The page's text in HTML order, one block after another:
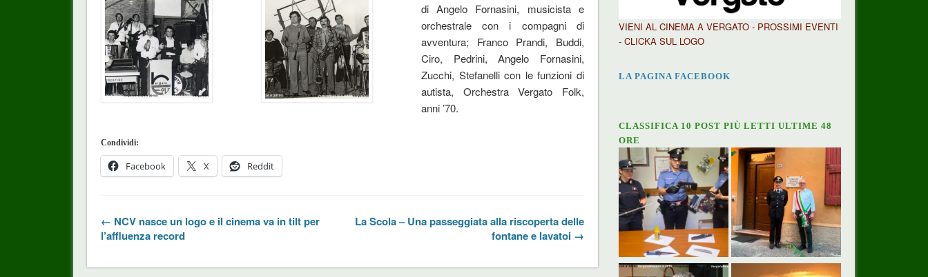
di Angelo Fornasini, musicista e
orchestrale con i compagni di
avventura; Franco Prandi, Buddi,
Ciro, Pedrini, Angelo Fornasini,
Zucchi, Stefanelli con le funzioni di
autista, Orchestra Vergato Folk,
anni ’70.
Condividi:
Facebook X Reddit
← NCV nasce un logo e il cinema va in tilt per
l’affluenza record
La Scola – Una passeggiata alla riscoperta delle
fontane e lavatoi →
VIENI AL CINEMA A VERGATO - PROSSIMI EVENTI
- CLICKA SUL LOGO
LA PAGINA FACEBOOK
CLASSIFICA 10 POST PIÙ LETTI ULTIME 48
ORE